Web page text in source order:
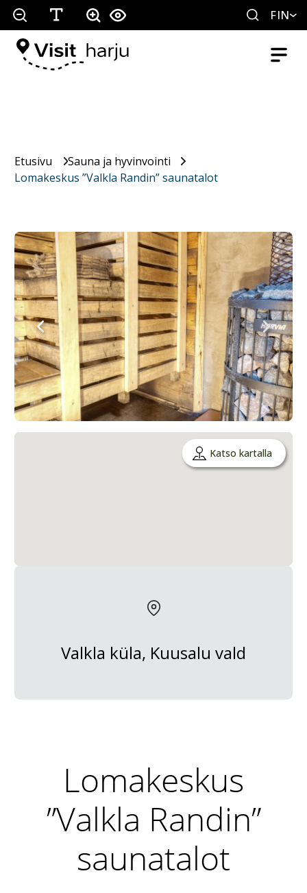
FIN
Etusivu
Sauna ja hyvinvointi
Lomakeskus ”Valkla Randin” saunatalot
Katso kartalla
Valkla küla, Kuusalu vald
Lomakeskus
”Valkla Randin”
saunatalot